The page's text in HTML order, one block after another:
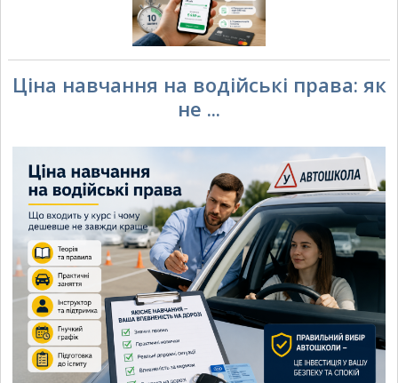
Ціна навчання на водійські права: як
не ...